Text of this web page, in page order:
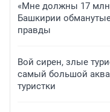
«Мне должны 17
Башкирии
правды
Вой сирен, злые
самый большой
туристки